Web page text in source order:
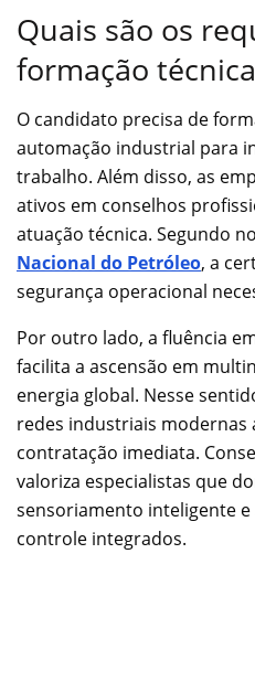
Quais são os
formação
O candidato precisa de
automação industrial para
trabalho. Além disso, as
ativos em conselhos
atuação técnica. Segundo
Nacional do Petróleo, a
segurança operacional
Por outro lado, a fluência
facilita a ascensão em
energia global. Nesse
redes industriais modernas
contratação imediata.
valoriza especialistas que
sensoriamento inteligente
controle integrados.